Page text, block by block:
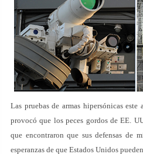
Las pruebas de armas hipersónicas
provocó que los peces gordos de EE.
que encontraron que sus defensas de
esperanzas de que Estados Unidos